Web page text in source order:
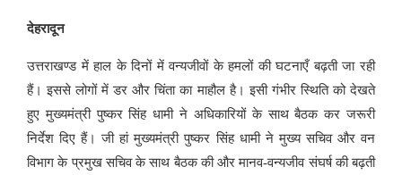
देहरादून
उत्तराखण्ड में हाल के दिनों में वन्यजीवों के हमलों की घटनाएँ बढ़ती जा रही
हैं। इससे लोगों में डर और चिंता का माहौल है। इसी गंभीर स्थिति को देखते
हुए मुख्यमंत्री पुष्कर सिंह धामी ने अधिकारियों के साथ बैठक कर जरूरी
निर्देश दिए हैं। जी हां मुख्यमंत्री पुष्कर सिंह धामी ने मुख्य सचिव और वन
विभाग के प्रमुख सचिव के साथ बैठक की और मानव-वन्यजीव संघर्ष की बढ़ती